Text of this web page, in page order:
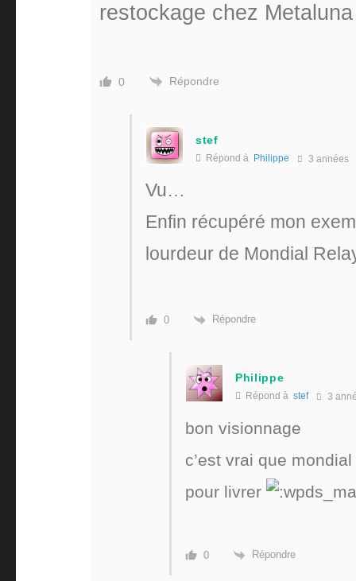
restockage chez Metaluna
0 Répondre
stef
Répond à Philippe 3 années
Vu…
Enfin récupéré mon
lourdeur de Mondial
0 Répondre
Philippe
Répond à stef 3
bon visionnage
c’est vrai que
pour livrer
0 Répondre